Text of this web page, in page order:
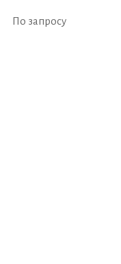
По запросу